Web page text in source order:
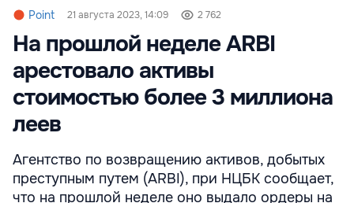
Point 21 августа 2023, 14:09 2 762
На прошлой неделе ARBI
арестовало активы
стоимостью более 3 миллиона
леев
Агентство по возвращению активов, добытых
преступным путем (ARBI), при НЦБК сообщает,
что на прошлой неделе оно выдало ордеры на